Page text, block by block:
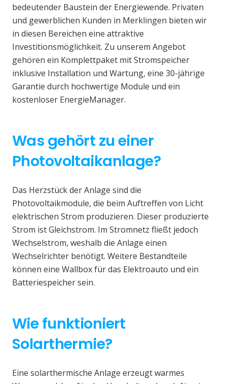
bedeutender Baustein der Energiewende. Privaten
und gewerblichen Kunden in Merklingen bieten wir
in diesen Bereichen eine attraktive
Investitionsmöglichkeit. Zu unserem Angebot
gehören ein Komplettpaket mit Stromspeicher
inklusive Installation und Wartung, eine 30-jährige
Garantie durch hochwertige Module und ein
kostenloser EnergieManager.
Was gehört zu einer
Photovoltaikanlage?
Das Herzstück der Anlage sind die
Photovoltaikmodule, die beim Auftreffen von Licht
elektrischen Strom produzieren. Dieser produzierte
Strom ist Gleichstrom. Im Stromnetz fließt jedoch
Wechselstrom, weshalb die Anlage einen
Wechselrichter benötigt. Weitere Bestandteile
können eine Wallbox für das Elektroauto und ein
Batteriespeicher sein.
Wie funktioniert
Solarthermie?
Eine solarthermische Anlage erzeugt warmes